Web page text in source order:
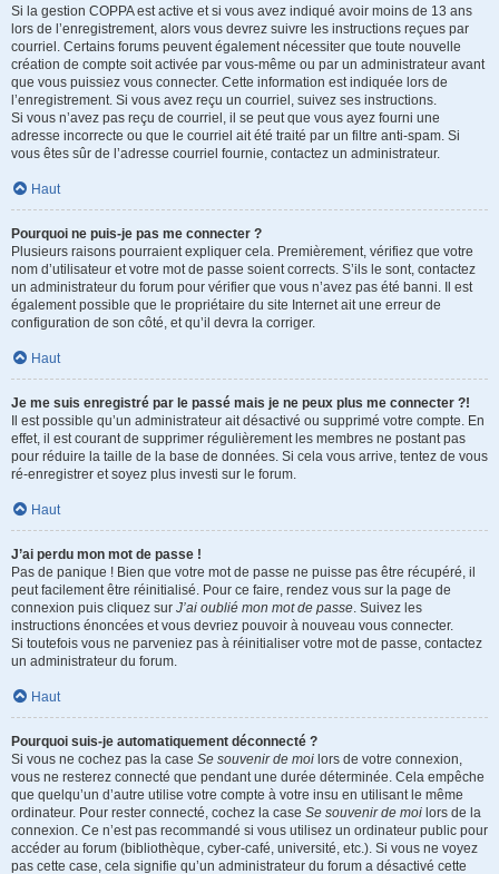
Si la gestion COPPA est active et si vous avez indiqué avoir moins de 13 ans
lors de l’enregistrement, alors vous devrez suivre les instructions reçues par
courriel. Certains forums peuvent également nécessiter que toute nouvelle
création de compte soit activée par vous-même ou par un administrateur avant
que vous puissiez vous connecter. Cette information est indiquée lors de
l’enregistrement. Si vous avez reçu un courriel, suivez ses instructions.
Si vous n’avez pas reçu de courriel, il se peut que vous ayez fourni une
adresse incorrecte ou que le courriel ait été traité par un filtre anti-spam. Si
vous êtes sûr de l’adresse courriel fournie, contactez un administrateur.
Haut
Pourquoi ne puis-je pas me connecter ?
Plusieurs raisons pourraient expliquer cela. Premièrement, vérifiez que votre
nom d’utilisateur et votre mot de passe soient corrects. S’ils le sont, contactez
un administrateur du forum pour vérifier que vous n’avez pas été banni. Il est
également possible que le propriétaire du site Internet ait une erreur de
configuration de son côté, et qu’il devra la corriger.
Haut
Je me suis enregistré par le passé mais je ne peux plus me connecter ?!
Il est possible qu’un administrateur ait désactivé ou supprimé votre compte. En
effet, il est courant de supprimer régulièrement les membres ne postant pas
pour réduire la taille de la base de données. Si cela vous arrive, tentez de vous
ré-enregistrer et soyez plus investi sur le forum.
Haut
J’ai perdu mon mot de passe !
Pas de panique ! Bien que votre mot de passe ne puisse pas être récupéré, il
peut facilement être réinitialisé. Pour ce faire, rendez vous sur la page de
connexion puis cliquez sur J’ai oublié mon mot de passe. Suivez les
instructions énoncées et vous devriez pouvoir à nouveau vous connecter.
Si toutefois vous ne parveniez pas à réinitialiser votre mot de passe, contactez
un administrateur du forum.
Haut
Pourquoi suis-je automatiquement déconnecté ?
Si vous ne cochez pas la case Se souvenir de moi lors de votre connexion,
vous ne resterez connecté que pendant une durée déterminée. Cela empêche
que quelqu’un d’autre utilise votre compte à votre insu en utilisant le même
ordinateur. Pour rester connecté, cochez la case Se souvenir de moi lors de la
connexion. Ce n’est pas recommandé si vous utilisez un ordinateur public pour
accéder au forum (bibliothèque, cyber-café, université, etc.). Si vous ne voyez
pas cette case, cela signifie qu’un administrateur du forum a désactivé cette